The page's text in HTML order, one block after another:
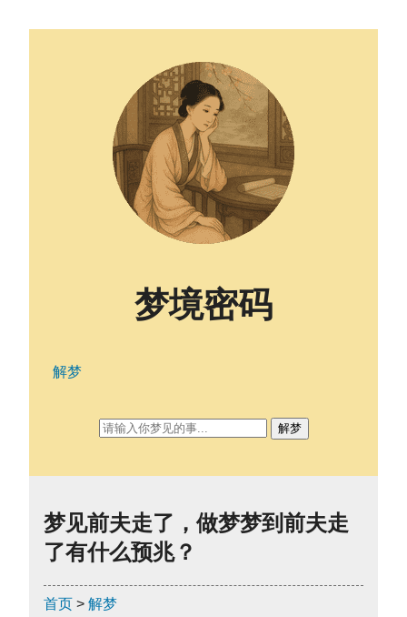
梦见前夫走了，做梦梦到前夫走
了有什么预兆？
首页 > 解梦
梦境密码
解梦
解梦